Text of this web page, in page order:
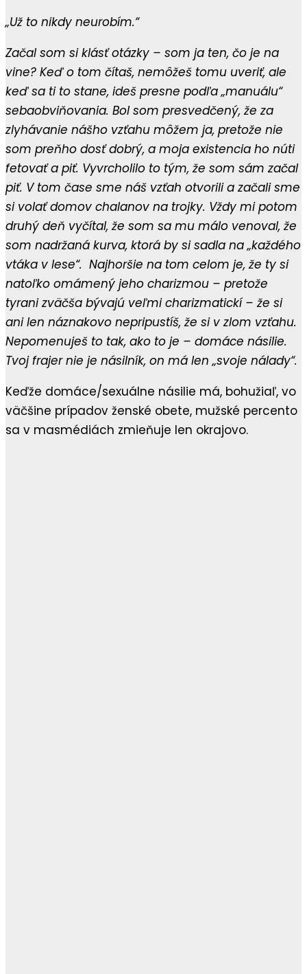
„Už to nikdy neurobím.“
Začal som si klásť otázky – som ja ten, čo je na
vine? Keď o tom čítaš, nemôžeš tomu uveriť, ale
keď sa ti to stane, ideš presne podľa „manuálu“
sebaobviňovania. Bol som presvedčený, že za
zlyhávanie nášho vzťahu môžem ja, pretože nie
som preňho dosť dobrý, a moja existencia ho núti
fetovať a piť. Vyvrcholilo to tým, že som sám začal
piť. V tom čase sme náš vzťah otvorili a začali sme
si volať domov chalanov na trojky. Vždy mi potom
druhý deň vyčítal, že som sa mu málo venoval, že
som nadržaná kurva, ktorá by si sadla na „každého
vtáka v lese“. Najhoršie na tom celom je, že ty si
natoľko omámený jeho charizmou – pretože
tyrani zväčša bývajú veľmi charizmatickí – že si
ani len náznakovo nepripustíš, že si v zlom vzťahu.
Nepomenuješ to tak, ako to je – domáce násilie.
Tvoj frajer nie je násilník, on má len „svoje nálady“.
Keďže domáce/sexuálne násilie má, bohužiaľ, vo
väčšine prípadov ženské obete, mužské percento
sa v masmédiách zmieňuje len okrajovo.